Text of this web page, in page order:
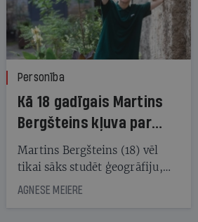
Personība
Kā 18 gadīgais Martins
Bergšteins kļuva par
laika ziņu seju?
Martins Bergšteins (18) vēl
tikai sāks studēt ģeogrāfiju,
bet viņa sacītajam jau uzticas
AGNESE MEIERE